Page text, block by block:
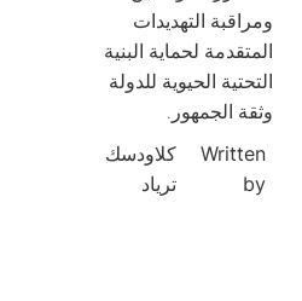
ومراقبة التهديدات
المتقدمة لحماية البنية
التحتية الحيوية للدولة
وثقة الجمهور.
Written
by
كلاودسك
ترياد